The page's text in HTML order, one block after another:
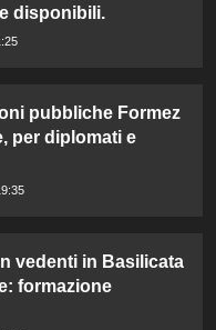
disponibili.
pubbliche Formez
per diplomati e
vedenti in Basilicata
formazione